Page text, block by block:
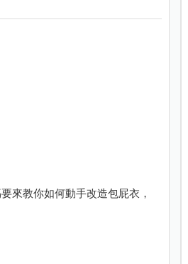
來教你如何動手改造包屁衣，